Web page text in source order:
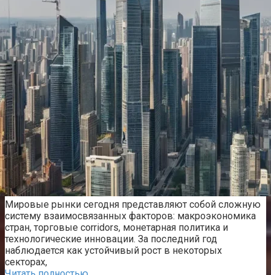
Мировые рынки сегодня представляют собой сложную
систему взаимосвязанных факторов: макроэкономика
стран, торговые corridors, монетарная политика и
технологические инновации. За последний год
наблюдается как устойчивый рост в некоторых
секторах,